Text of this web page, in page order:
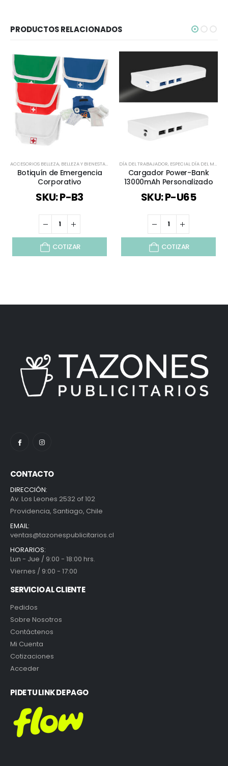
PRODUCTOS RELACIONADOS
ACCESORIOS BELLEZA, BELLEZA Y BIENESTAR BELLEZA Y SALUD,BIENESTAR Y SALUD,DEPORTES /
Botiquín de Emergencia
Corporativo
SKU: P-B3
COTIZAR
DÍA DEL TRABAJADOR, ESPECIAL DÍA DEL MINERO
Cargador Power-Bank
13000mAh Personalizado
SKU: P-U65
COTIZAR
CONTACTO
DIRECCIÓN:
Av. Los Leones 2532 of 102
Providencia, Santiago, Chile
EMAIL:
ventas@tazonespublicitarios.cl
HORARIOS:
Lun - Jue / 9:00 - 18:00 hrs.
Viernes / 9:00 - 17:00
SERVICIO AL CLIENTE
Pedidos
Sobre Nosotros
Contáctenos
Mi Cuenta
Cotizaciones
Acceder
PIDE TU LINK DE PAGO